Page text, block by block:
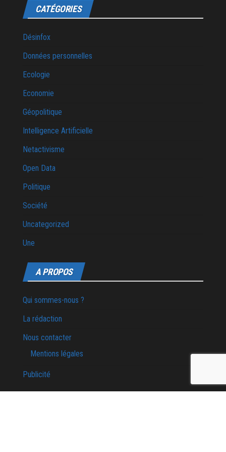
CATÉGORIES
Désinfox
Données personnelles
Ecologie
Economie
Géopolitique
Intelligence Artificielle
Netactivisme
Open Data
Politique
Société
Uncategorized
Une
A PROPOS
Qui sommes-nous ?
La rédaction
Nous contacter
Mentions légales
Publicité